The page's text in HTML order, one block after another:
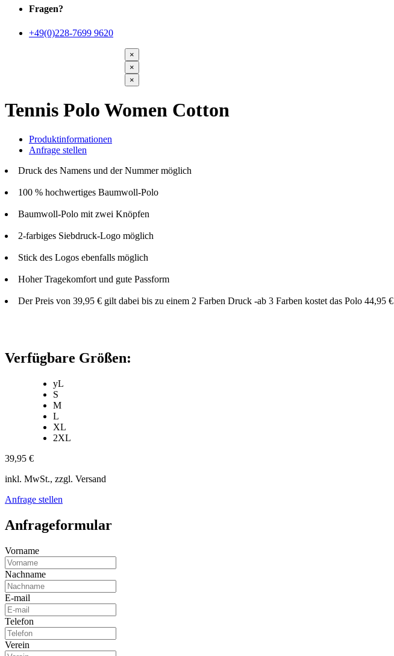
Fragen?
+49(0)228-7699 9620
×
×
×
Tennis Polo Women Cotton
Produktinformationen
Anfrage stellen
Druck des Namens und der Nummer möglich
100 % hochwertiges Baumwoll-Polo
Baumwoll-Polo mit zwei Knöpfen
2-farbiges Siebdruck-Logo möglich
Stick des Logos ebenfalls möglich
Hoher Tragekomfort und gute Passform
Der Preis von 39,95 € gilt dabei bis zu einem 2 Farben Druck -ab 3 Farben kostet das Polo 44,95 €
Verfügbare Größen:
yL
S
M
L
XL
2XL
39,95 €
inkl. MwSt., zzgl. Versand
Anfrage stellen
Anfrageformular
Vorname
Nachname
E-mail
Telefon
Verein